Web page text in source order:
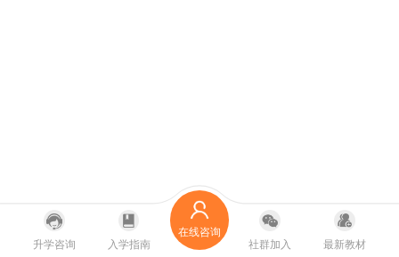
升学咨询 入学指南
在线咨询
社群加入
最新教材